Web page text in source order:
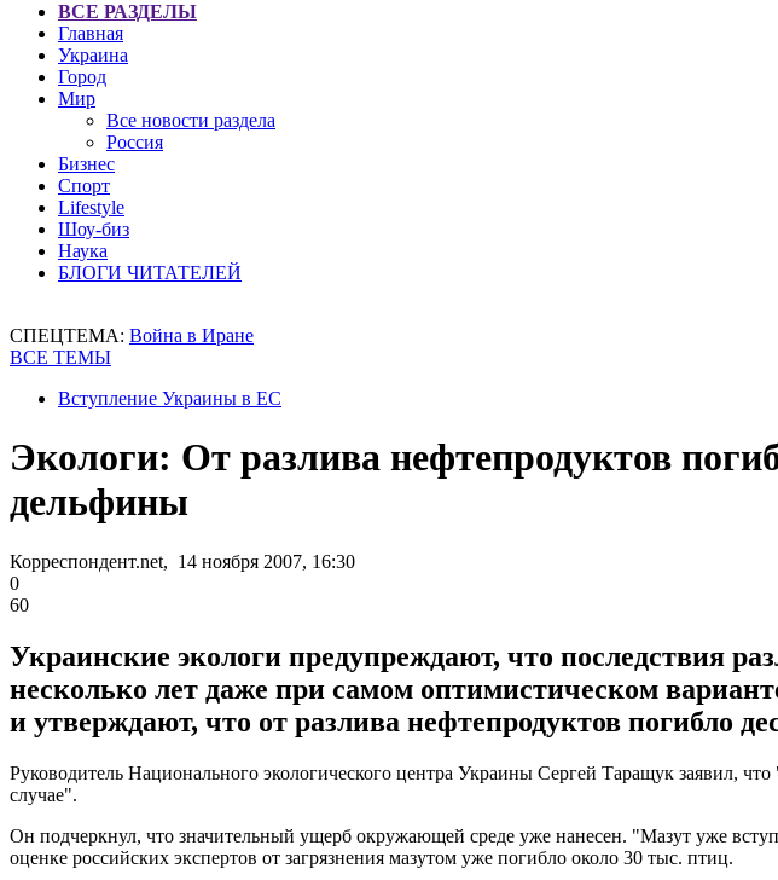
ВСЕ РАЗДЕЛЫ
Главная
Украина
Город
Мир
Все новости раздела
Россия
Бизнес
Спорт
Lifestyle
Шоу-биз
Наука
БЛОГИ ЧИТАТЕЛЕЙ
СПЕЦТЕМА: Война в Иране
ВСЕ ТЕМЫ
Вступление Украины в ЕС
Экологи: От разлива нефтепродуктов
дельфины
Корреспондент.net, 14 ноября 2007, 16:30
0
60
Украинские экологи предупреждают, что последствия
несколько лет даже при самом оптимистическом
и утверждают, что от разлива нефтепродуктов погибло
Руководитель Национального экологического центра Украины Сергей Таращук заявил,
случае".
Он подчеркнул, что значительный ущерб окружающей среде уже нанесен. "Мазут уже
оценке российских экспертов от загрязнения мазутом уже погибло около 30 тыс. птиц.